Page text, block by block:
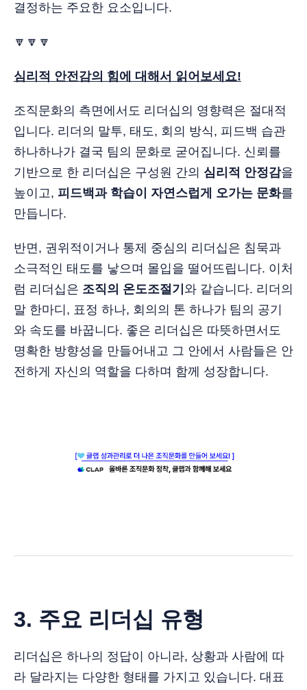
결정하는 주요한 요소입니다.
🔽🔽🔽
심리적 안전감의 힘에 대해서 읽어보세요!
조직문화의 측면에서도 리더십의 영향력은 절대적
입니다. 리더의 말투, 태도, 회의 방식, 피드백 습관
하나하나가 결국 팀의 문화로 굳어집니다. 신뢰를
기반으로 한 리더십은 구성원 간의 심리적 안정감을
높이고, 피드백과 학습이 자연스럽게 오가는 문화를
만듭니다.
반면, 권위적이거나 통제 중심의 리더십은 침묵과
소극적인 태도를 낳으며 몰입을 떨어뜨립니다. 이처
럼 리더십은 조직의 온도조절기 와 같습니다. 리더의
말 한마디, 표정 하나, 회의의 톤 하나가 팀의 공기
와 속도를 바꿉니다. 좋은 리더십은 따뜻하면서도
명확한 방향성을 만들어내고 그 안에서 사람들은 안
전하게 자신의 역할을 다하며 함께 성장합니다.
3. 주요 리더십 유형
리더십은 하나의 정답이 아니라, 상황과 사람에 따
라 달라지는 다양한 형태를 가지고 있습니다. 대표